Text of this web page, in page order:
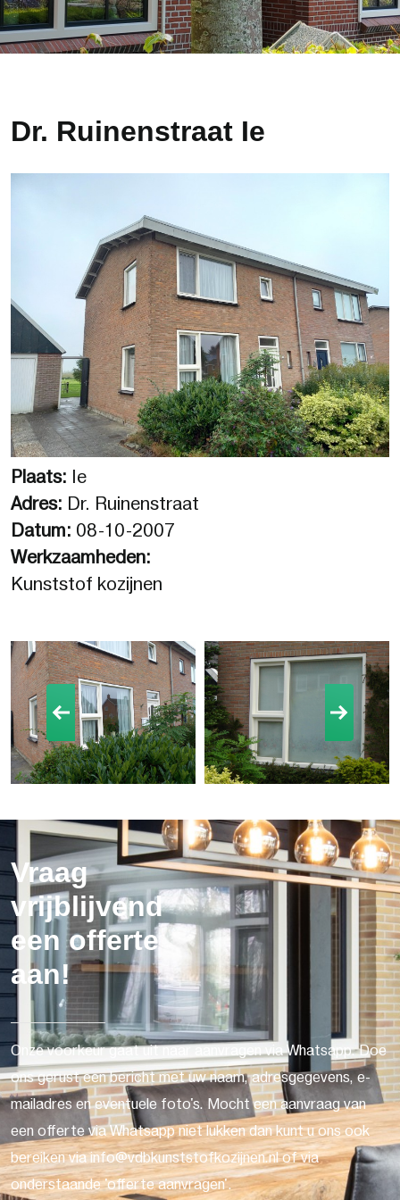
Dr. Ruinenstraat Ie
Plaats: Ie
Adres: Dr. Ruinenstraat
Datum: 08-10-2007
Werkzaamheden:
Kunststof kozijnen
Vraag
vrijblijvend
een offerte
aan!
Onze voorkeur gaat uit naar aanvragen via Whatsapp. Doe
ons gerust een bericht met uw naam, adresgegevens, e-
mailadres en eventuele foto's. Mocht een aanvraag van
een offerte via Whatsapp niet lukken dan kunt u ons ook
bereiken via info@vdbkunststofkozijnen.nl of via
onderstaande 'offerte aanvragen'.